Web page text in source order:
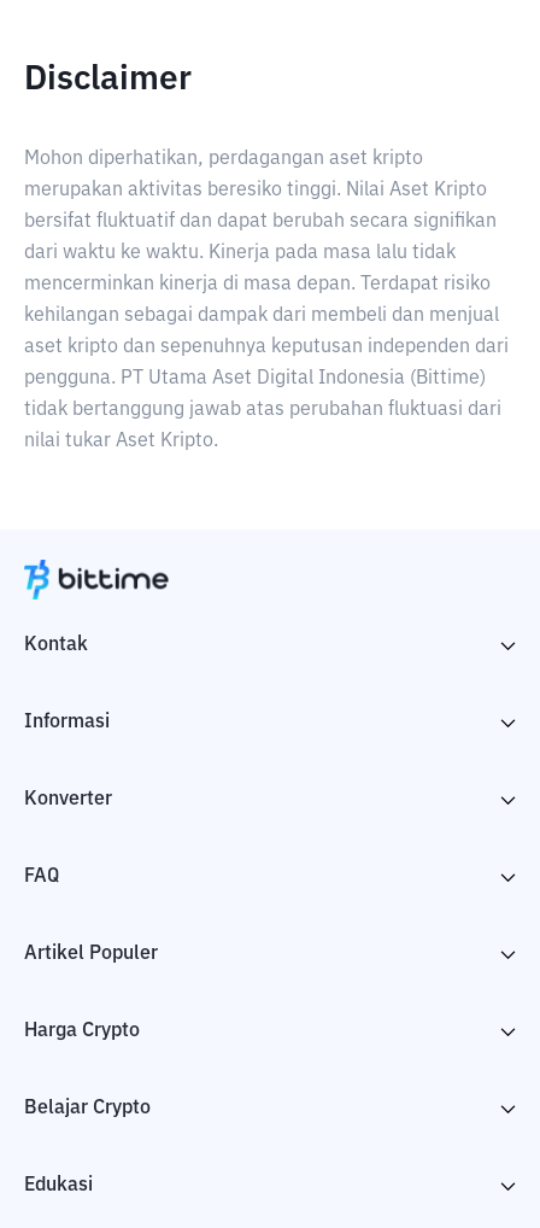
Disclaimer
Mohon diperhatikan, perdagangan aset kripto
merupakan aktivitas beresiko tinggi. Nilai Aset Kripto
bersifat fluktuatif dan dapat berubah secara signifikan
dari waktu ke waktu. Kinerja pada masa lalu tidak
mencerminkan kinerja di masa depan. Terdapat risiko
kehilangan sebagai dampak dari membeli dan menjual
aset kripto dan sepenuhnya keputusan independen dari
pengguna. PT Utama Aset Digital Indonesia (Bittime)
tidak bertanggung jawab atas perubahan fluktuasi dari
nilai tukar Aset Kripto.
Kontak
Informasi
Konverter
FAQ
Artikel Populer
Harga Crypto
Belajar Crypto
Edukasi